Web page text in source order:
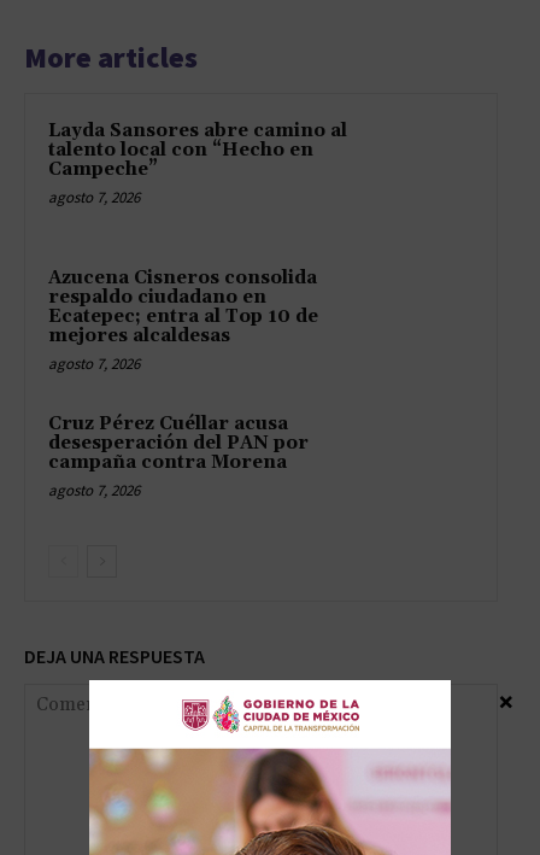
More articles
Layda Sansores abre camino al
talento local con “Hecho en
Campeche”
agosto 7, 2026
Azucena Cisneros consolida
respaldo ciudadano en
Ecatepec; entra al Top 10 de
mejores alcaldesas
agosto 7, 2026
Cruz Pérez Cuéllar acusa
desesperación del PAN por
campaña contra Morena
agosto 7, 2026
DEJA UNA RESPUESTA
×